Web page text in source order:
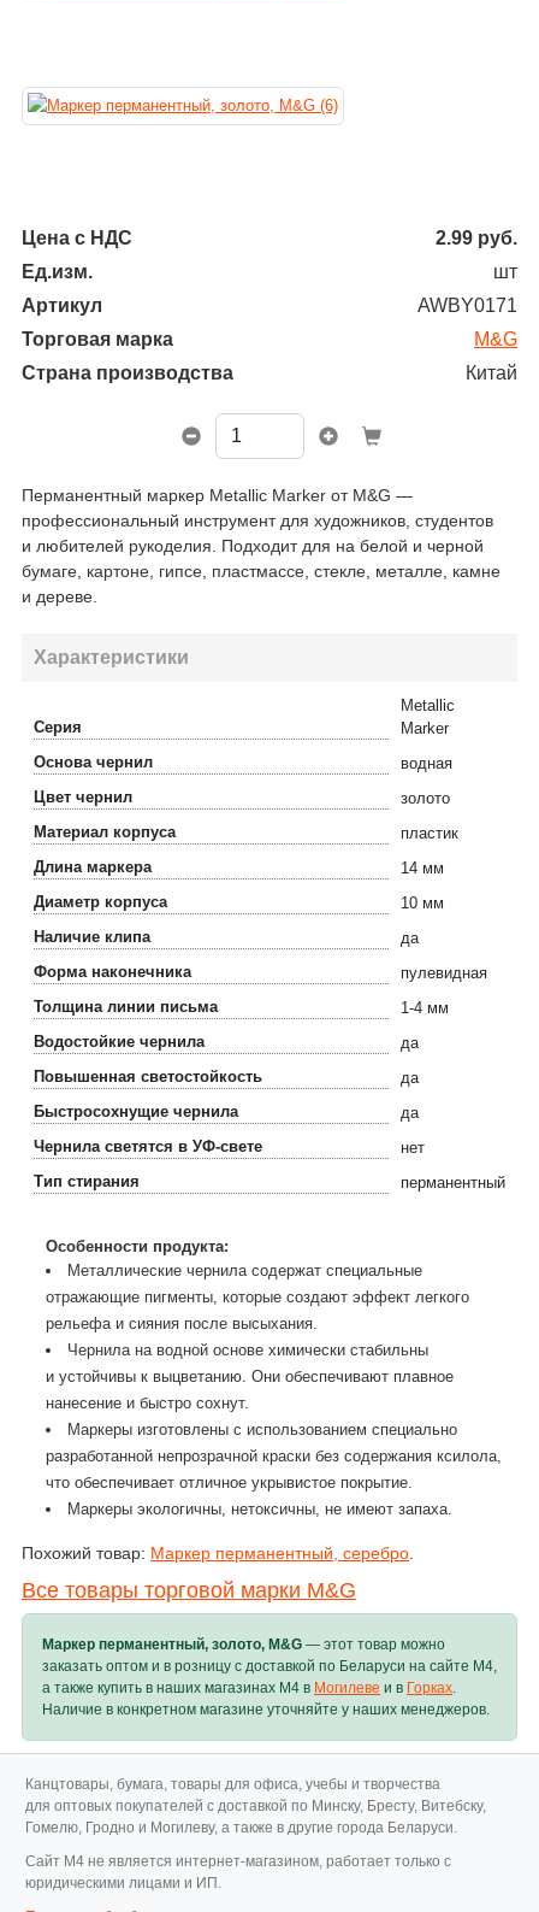
Цена с НДС 2.99 руб.
Ед.изм.
шт
Артикул
AWBY0171
Торговая марка
M&G
Страна производства
Китай
Перманентный маркер Metallic Marker от M&G —
профессиональный инструмент для художников, студентов
и любителей рукоделия. Подходит для на белой и черной
бумаге, картоне, гипсе, пластмассе, стекле, металле, камне
и дереве.
Характеристики
Серия
Metallic
Marker
Основа чернил
водная
Цвет чернил
золото
Материал корпуса
пластик
Длина маркера
14 мм
Диаметр корпуса
10 мм
Наличие клипа
да
Форма наконечника
пулевидная
Толщина линии письма
1-4 мм
Водостойкие чернила
да
Повышенная светостойкость
да
Быстросохнущие чернила
да
Чернила светятся в УФ-свете
нет
Тип стирания
перманентный
Особенности продукта:
Металлические чернила содержат специальные
отражающие пигменты, которые создают эффект легкого
рельефа и сияния после высыхания.
Чернила на водной основе химически стабильны
и устойчивы к выцветанию. Они обеспечивают плавное
нанесение и быстро сохнут.
Маркеры изготовлены с использованием специально
разработанной непрозрачной краски без содержания ксилола,
что обеспечивает отличное укрывистое покрытие.
Маркеры экологичны, нетоксичны, не имеют запаха.
Похожий товар: Маркер перманентный, серебро
Все товары торговой марки M&G
Маркер перманентный, золото, M&G — этот товар можно
заказать оптом и в розницу с доставкой по Беларуси на сайте M4,
а также купить в наших магазинах M4 в Могилеве и в Горках.
Наличие в конкретном магазине уточняйте у наших менеджеров.
Канцтовары, бумага, товары для офиса, учебы и творчества
для оптовых покупателей с доставкой по Минску, Бресту, Витебску,
Гомелю, Гродно и Могилеву, а также в другие города Беларуси.
Cайт M4 не является интернет-магазином, работает только с
юридическими лицами и ИП.